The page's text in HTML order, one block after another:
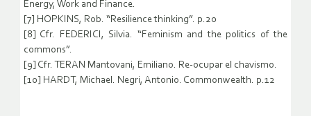
Energy, Work and Finance.
[7] HOPKINS, Rob. “Resilience thinking”. p.20
[8] Cfr. FEDERICI, Silvia. “Feminism and the politics of the
commons”.
[9] Cfr. TERAN Mantovani, Emiliano. Re-ocupar el chavismo.
[10] HARDT, Michael. Negri, Antonio. Commonwealth. p.12